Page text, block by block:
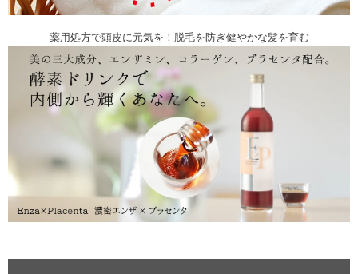
薬用処方で頭皮に元気を！脱毛を防ぎ健やかな髪を育む